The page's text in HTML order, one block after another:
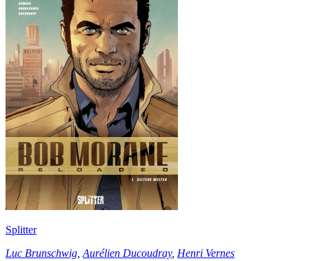
Splitter
Luc Brunschwig Aurélien Ducoudray, Henri Vernes